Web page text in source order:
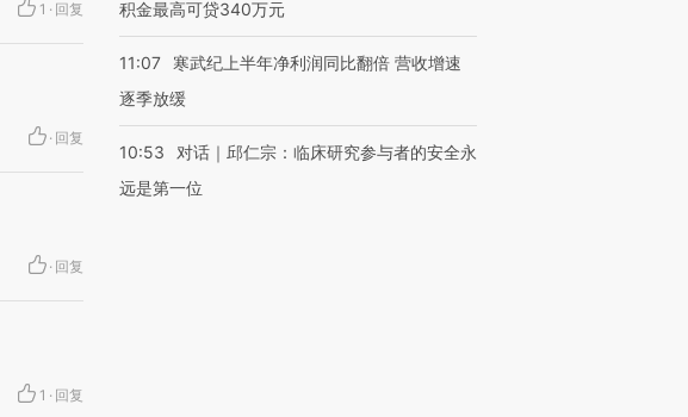
1 · 回复
· 回复
· 回复
1 · 回复
积金最高可贷340万元
11:07
寒武纪上半年净利润同比翻倍 营收增速
逐季放缓
10:53
对话｜邱仁宗：临床研究参与者的安全永
远是第一位